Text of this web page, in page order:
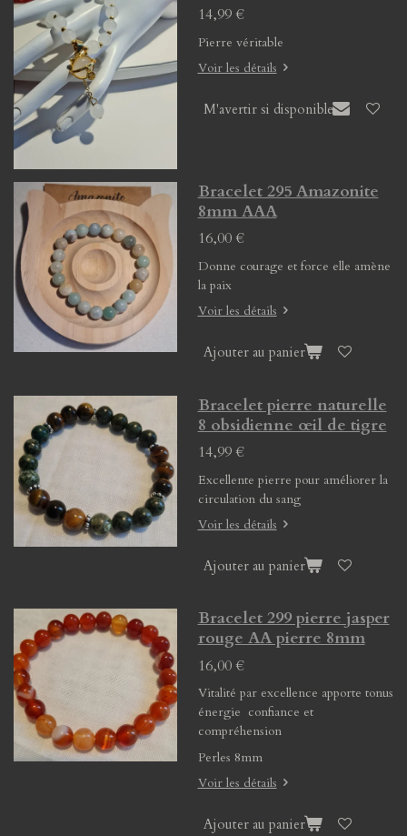
14,99 €
Pierre véritable
Voir les détails
M'avertir si disponible
Bracelet 295 Amazonite
8mm AAA
16,00 €
Donne courage et force elle amène
la paix
Voir les détails
Ajouter au panier
Bracelet pierre naturelle
8 obsidienne œil de tigre
14,99 €
Excellente pierre pour améliorer la
circulation du sang
Voir les détails
Ajouter au panier
Bracelet 299 pierre jasper
rouge AA pierre 8mm
16,00 €
Vitalité par excellence apporte tonus
énergie confiance et
compréhension
Perles 8mm
Voir les détails
Ajouter au panier